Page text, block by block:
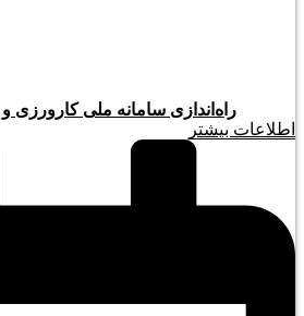
راه‌اندازی سامانه ملی کارورزی
اطلاعات بیشتر